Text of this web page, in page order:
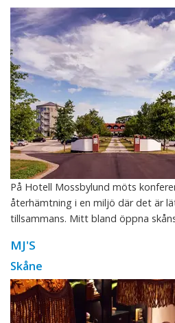
På Hotell Mossbylund möts
återhämtning i en miljö där det är
tillsammans. Mitt bland öppna
MJ'S
Skåne